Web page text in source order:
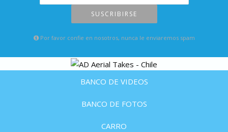
SUSCRIBIRSE
Por favor confie en nosotros, nunca le enviaremos spam
BANCO DE VIDEOS
BANCO DE FOTOS
CARRO